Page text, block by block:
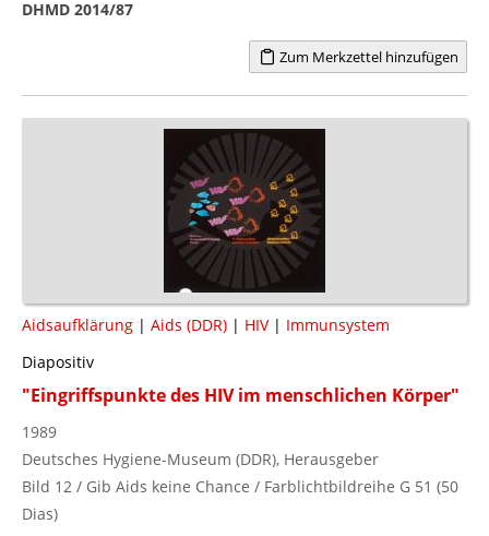
DHMD 2014/87
Zum Merkzettel hinzufügen
Aidsaufklärung | Aids (DDR) | HIV| Immunsystem
Diapositiv
"Eingriffspunkte des HIV im menschlichen Körper"
1989
Deutsches Hygiene-Museum (DDR), Herausgeber
Bild 12 / Gib Aids keine Chance / Farblichtbildreihe G 51 (50
Dias)